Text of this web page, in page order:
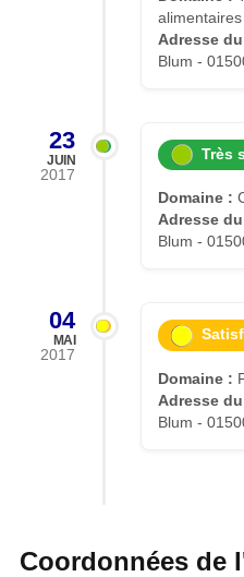
alimentaires
Adresse
Blum -
23
JUIN
2017
Très
Domaine :
Adresse
Blum -
04
MAI
2017
Domaine :
Adresse
Blum -
Coordonnées de